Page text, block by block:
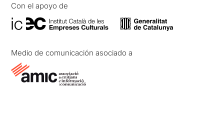
Con el apoyo de
Medio de comunicación asociado a